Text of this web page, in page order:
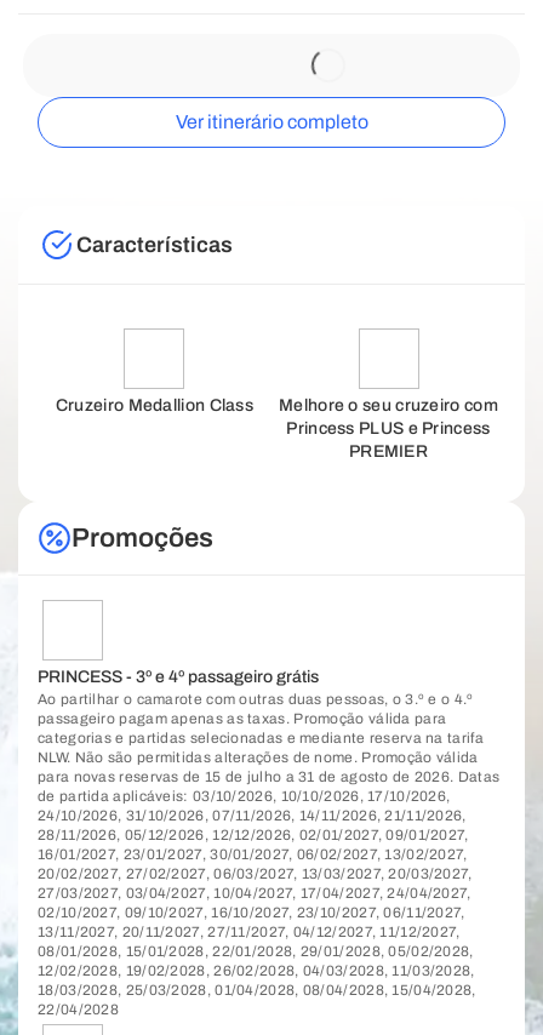
Ver itinerário completo
Características
Cruzeiro Medallion Class
Melhore o seu cruzeiro com
Princess PLUS e Princess
PREMIER
Promoções
PRINCESS - 3º e 4º passageiro grátis
Ao partilhar o camarote com outras duas pessoas, o 3.º e o 4.º
passageiro pagam apenas as taxas. Promoção válida para
categorias e partidas selecionadas e mediante reserva na tarifa
NLW. Não são permitidas alterações de nome. Promoção válida
para novas reservas de 15 de julho a 31 de agosto de 2026. Datas
de partida aplicáveis: 03/10/2026, 10/10/2026, 17/10/2026,
24/10/2026, 31/10/2026, 07/11/2026, 14/11/2026, 21/11/2026,
28/11/2026, 05/12/2026, 12/12/2026, 02/01/2027, 09/01/2027,
16/01/2027, 23/01/2027, 30/01/2027, 06/02/2027, 13/02/2027,
20/02/2027, 27/02/2027, 06/03/2027, 13/03/2027, 20/03/2027,
27/03/2027, 03/04/2027, 10/04/2027, 17/04/2027, 24/04/2027,
02/10/2027, 09/10/2027, 16/10/2027, 23/10/2027, 06/11/2027,
13/11/2027, 20/11/2027, 27/11/2027, 04/12/2027, 11/12/2027,
08/01/2028, 15/01/2028, 22/01/2028, 29/01/2028, 05/02/2028,
12/02/2028, 19/02/2028, 26/02/2028, 04/03/2028, 11/03/2028,
18/03/2028, 25/03/2028, 01/04/2028, 08/04/2028, 15/04/2028,
22/04/2028